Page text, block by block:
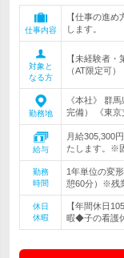
仕事内容
【仕事の進
します。
対象と
なる方
【未経験者
（AT限定可）
勤務地
《本社》 群
完備） 《東京
給与
月給305,300
たします。※
勤務
時間
1年単位の変
憩60分）※残
休日
休暇
【年間休日
暇◆子の看護